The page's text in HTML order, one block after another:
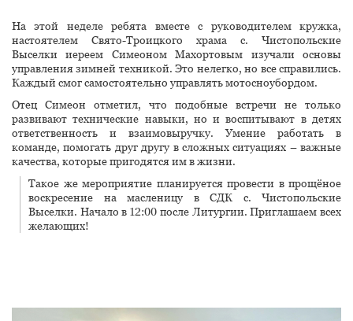
На этой неделе ребята вместе с руководителем кружка,
настоятелем Свято-Троицкого храма с. Чистопольские
Выселки иереем Симеоном Махортовым изучали основы
управления зимней техникой. Это нелегко, но все справились.
Каждый смог самостоятельно управлять мотосноубордом.
Отец Симеон отметил, что подобные встречи не только
развивают технические навыки, но и воспитывают в детях
ответственность и взаимовыручку. Умение работать в
команде, помогать друг другу в сложных ситуациях – важные
качества, которые пригодятся им в жизни.
Такое же мероприятие планируется провести в прощёное
воскресение на масленицу в СДК с. Чистопольские
Выселки. Начало в 12:00 после Литургии. Приглашаем всех
желающих!